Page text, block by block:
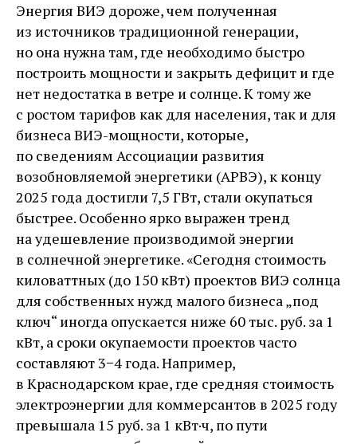
Энергия ВИЭ дороже, чем полученная
из источников традиционной генерации,
но она нужна там, где необходимо быстро
построить мощности и закрыть дефицит и где
нет недостатка в ветре и солнце. К тому же
с ростом тарифов как для населения, так и для
бизнеса ВИЭ-мощности, которые,
по сведениям Ассоциации развития
возобновляемой энергетики (АРВЭ), к концу
2025 года достигли 7,5 ГВт, стали окупаться
быстрее. Особенно ярко выражен тренд
на удешевление производимой энергии
в солнечной энергетике. «Сегодня стоимость
киловаттных (до 150 кВт) проектов ВИЭ солнца
для собственных нужд малого бизнеса „под
ключ“ иногда опускается ниже 60 тыс. руб. за 1
кВт, а сроки окупаемости проектов часто
составляют 3−4 года. Например,
в Краснодарском крае, где средняя стоимость
электроэнергии для коммерсантов в 2025 году
превышала 15 руб. за 1 кВт·ч, по пути